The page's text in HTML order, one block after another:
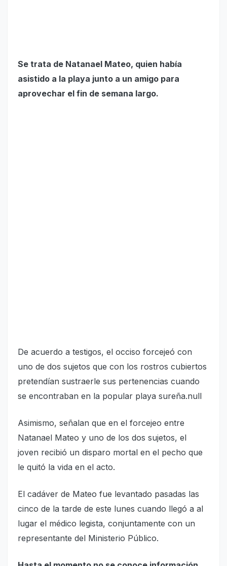
Se trata de Natanael Mateo, quien había
asistido a la playa junto a un amigo para
aprovechar el fin de semana largo.
De acuerdo a testigos, el occiso forcejeó con
uno de dos sujetos que con los rostros cubiertos
pretendían sustraerle sus pertenencias cuando
se encontraban en la popular playa sureña.null
Asimismo, señalan que en el forcejeo entre
Natanael Mateo y uno de los dos sujetos, el
joven recibió un disparo mortal en el pecho que
le quitó la vida en el acto.
El cadáver de Mateo fue levantado pasadas las
cinco de la tarde de este lunes cuando llegó a al
lugar el médico legista, conjuntamente con un
representante del Ministerio Público.